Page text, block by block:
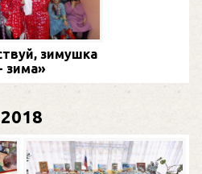
зимушка
зима»
2018